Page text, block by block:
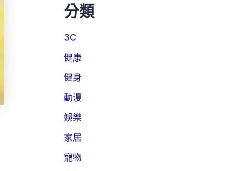
分類
3C
健康
健身
動漫
娛樂
家居
寵物